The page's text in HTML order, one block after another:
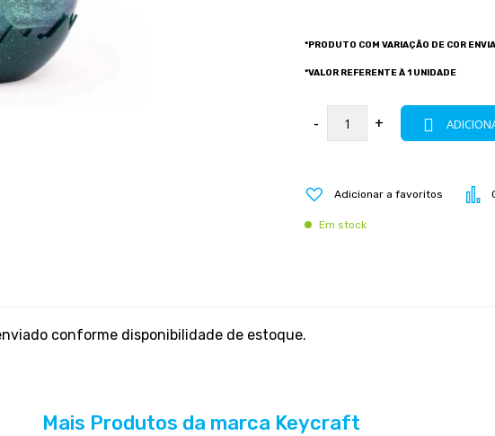
*PRODUTO COM VARIAÇÃO DE COR
*VALOR REFERENTE À 1 UNIDADE
- +
Adicionar a favoritos
Em stock
conforme disponibilidade de estoque.
Mais Produtos da marca Keycraft